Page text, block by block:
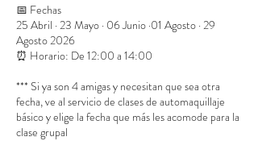
📅 Fechas
25 Abril · 23 Mayo · 06 Junio ·01 Agosto · 29
Agosto 2026
⏰ Horario: De 12:00 a 14:00
*** Si ya son 4 amigas y necesitan que sea otra
fecha, ve al servicio de clases de automaquillaje
básico y elige la fecha que más les acomode para la
clase grupal